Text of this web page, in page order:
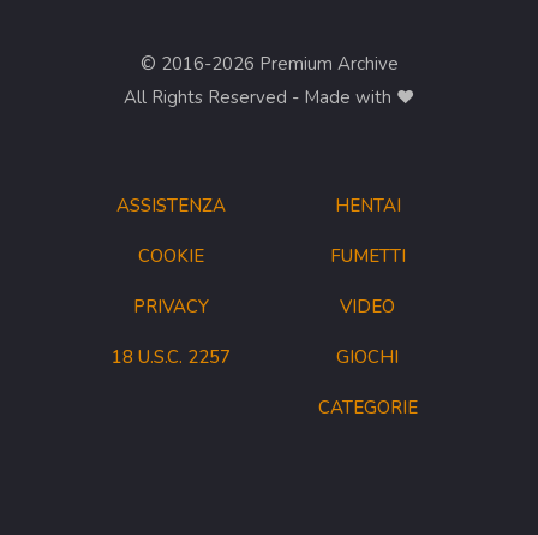
ASSISTENZA
COOKIE
PRIVACY
18 U.S.C. 2257
© 2016-2026 Premium Archive
All Rights Reserved - Made with ❤︎
HENTAI
FUMETTI
VIDEO
GIOCHI
CATEGORIE